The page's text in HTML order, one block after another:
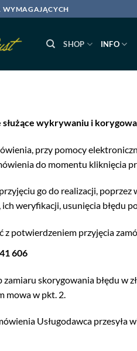
WYMAGAJĄCYCH
SHOP INFO
wykrywaniu i
przy pomocy
do momentu kliknięcia
go do realizacji,
weryfikacji, usunięcia błędu
z potwierdzeniem przyjęcia
606
skorygowania błędu w
mowa w pkt. 2.
Usługodawca